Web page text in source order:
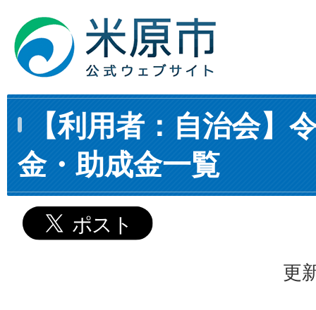
【利用者：自治会】
金・助成金一覧
更